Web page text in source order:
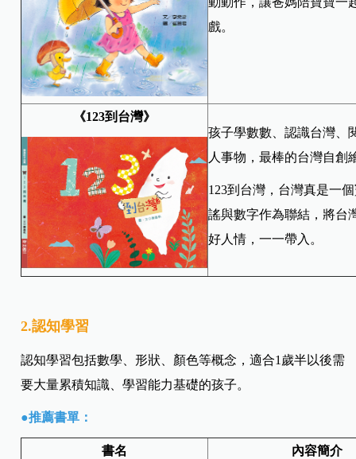
戲。
《123到台灣》
孩子學數數、認識台灣、
人事物，最棒的台灣自創
123到台灣，台灣真是一
謠與數字作為聯結，將台
好人情，一一帶入。
2.認知學習
認知學習包括數學、形狀、顏色等概念，適合1歲半以後需
要大量累積知識、學習能力基礎的孩子。
●推薦書單：
書名 內容簡介